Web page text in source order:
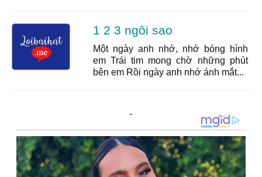
1 2 3 ngôi sao
Một ngày anh nhớ, nhớ bóng hình
em Trái tim mong chờ những phút
bên em Rồi ngày anh nhớ ánh mắt...